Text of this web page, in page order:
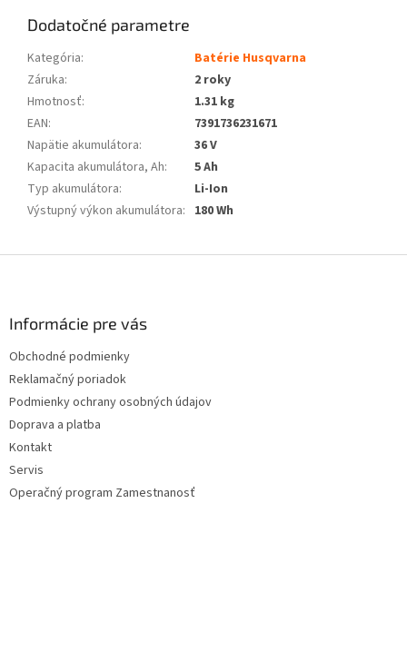
Dodatočné parametre
Kategória:
Batérie Husqvarna
Záruka:
2 roky
Hmotnosť:
1.31 kg
EAN:
7391736231671
Napätie akumulátora:
36 V
Kapacita akumulátora, Ah:
5 Ah
Typ akumulátora:
Li-Ion
Výstupný výkon akumulátora: 180 Wh
Informácie pre vás
Obchodné podmienky
Reklamačný poriadok
Podmienky ochrany osobných údajov
Doprava a platba
Kontakt
Servis
Operačný program Zamestnanosť